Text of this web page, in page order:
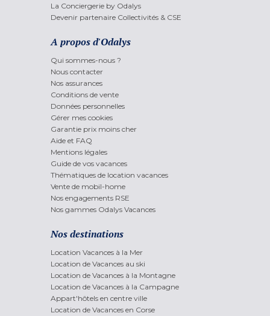
La Conciergerie by Odalys
Devenir partenaire Collectivités & CSE
A propos d'Odalys
Qui sommes-nous ?
Nous contacter
Nos assurances
Conditions de vente
Données personnelles
Gérer mes cookies
Garantie prix moins cher
Aide et FAQ
Mentions légales
Guide de vos vacances
Thématiques de location vacances
Vente de mobil-home
Nos engagements RSE
Nos gammes Odalys Vacances
Nos destinations
Location Vacances à la Mer
Location de Vacances au ski
Location de Vacances à la Montagne
Location de Vacances à la Campagne
Appart'hôtels en centre ville
Location de Vacances en Corse